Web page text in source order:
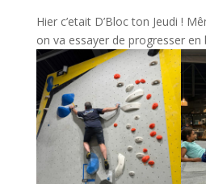
Hier c’etait D’Bloc ton Jeudi !
on va essayer de progresser en